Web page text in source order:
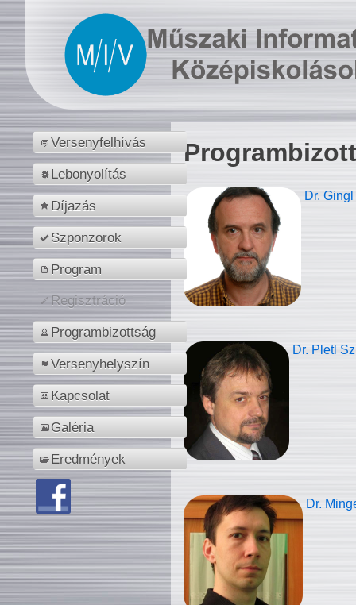
Versenyfelhívás
Lebonyolítás
Díjazás
Szponzorok
Program
Regisztráció
Programbizottság
Versenyhelyszín
Kapcsolat
Galéria
Eredmények
Dr.
Dr. Pletl
Dr.